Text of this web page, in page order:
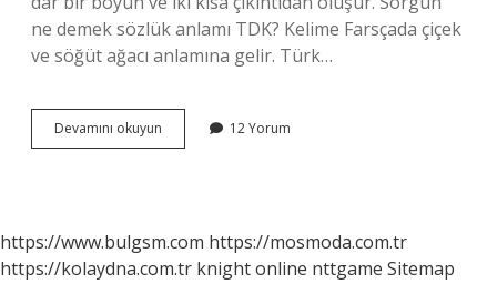
ne demek sözlük anlamı TDK? Kelime Farsçada çiçek
ve söğüt ağacı anlamına gelir. Türk…
Devamını okuyun Pazunun
Sözlük
12 Yorum
https://www.bulgsm.com https://mosmoda.com.tr
https://kolaydna.com.tr knight online nttgame Sitemap